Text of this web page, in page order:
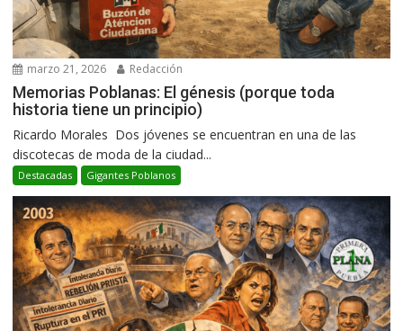
marzo 21, 2026 Redacción
Memorias Poblanas: El génesis (porque toda
historia tiene un principio)
Ricardo Morales Dos jóvenes se encuentran en una de las
discotecas de moda de la ciudad...
Destacadas Gigantes Poblanos